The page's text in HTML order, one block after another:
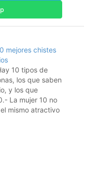
mejores chistes
10 tipos de
los que saben
y los que
La mujer 10 no
mismo atractivo